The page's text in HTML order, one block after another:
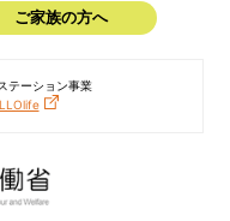
ご家族の方へ
テーション事業